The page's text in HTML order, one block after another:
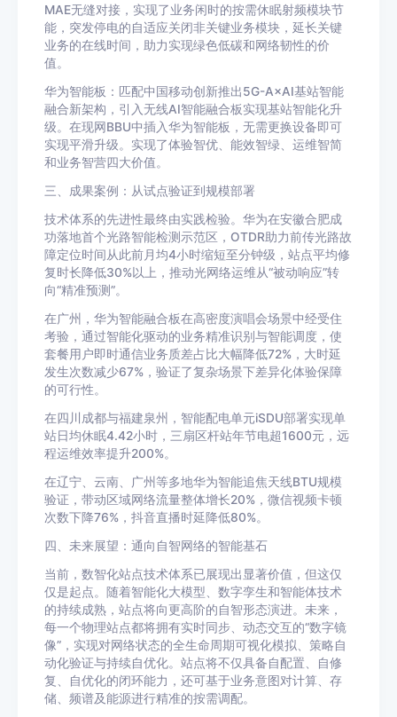
MAE无缝对接，实现了业务闲时的按需休眠射频模块节
能，突发停电的自适应关闭非关键业务模块，延长关键
业务的在线时间，助力实现绿色低碳和网络韧性的价
值。
华为智能板：匹配中国移动创新推出5G-A×AI基站智能
融合新架构，引入无线AI智能融合板实现基站智能化升
级。在现网BBU中插入华为智能板，无需更换设备即可
实现平滑升级。实现了体验智优、能效智绿、运维智简
和业务智营四大价值。
三、成果案例：从试点验证到规模部署
技术体系的先进性最终由实践检验。华为在安徽合肥成
功落地首个光路智能检测示范区，OTDR助力前传光路故
障定位时间从此前月均4小时缩短至分钟级，站点平均修
复时长降低30%以上，推动光网络运维从“被动响应”转
向“精准预测”。
在广州，华为智能融合板在高密度演唱会场景中经受住
考验，通过智能化驱动的业务精准识别与智能调度，使
套餐用户即时通信业务质差占比大幅降低72%，大时延
发生次数减少67%，验证了复杂场景下差异化体验保障
的可行性。
在四川成都与福建泉州，智能配电单元iSDU部署实现单
站日均休眠4.42小时，三扇区杆站年节电超1600元，远
程运维效率提升200%。
在辽宁、云南、广州等多地华为智能追焦天线BTU规模
验证，带动区域网络流量整体增长20%，微信视频卡顿
次数下降76%，抖音直播时延降低80%。
四、未来展望：通向自智网络的智能基石
当前，数智化站点技术体系已展现出显著价值，但这仅
仅是起点。随着智能化大模型、数字孪生和智能体技术
的持续成熟，站点将向更高阶的自智形态演进。未来，
每一个物理站点都将拥有实时同步、动态交互的“数字镜
像”，实现对网络状态的全生命周期可视化模拟、策略自
动化验证与持续自优化。站点将不仅具备自配置、自修
复、自优化的闭环能力，还可基于业务意图对计算、存
储、频谱及能源进行精准的按需调配。